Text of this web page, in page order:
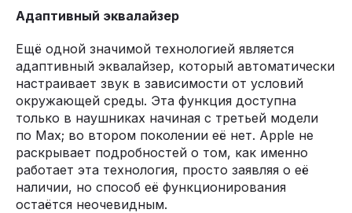
Адаптивный эквалайзер
Ещё одной значимой технологией является
адаптивный эквалайзер, который автоматически
настраивает звук в зависимости от условий
окружающей среды. Эта функция доступна
только в наушниках начиная с третьей модели
по Max; во втором поколении её нет. Apple не
раскрывает подробностей о том, как именно
работает эта технология, просто заявляя о её
наличии, но способ её функционирования
остаётся неочевидным.